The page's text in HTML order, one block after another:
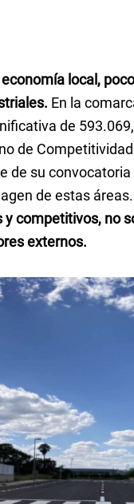
local,
En la
de
de
de su
de estas áreas.
competitivos, no
externos.